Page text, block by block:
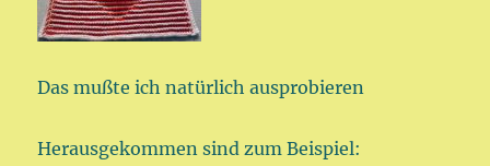
Das mußte ich natürlich ausprobieren
Herausgekommen sind zum Beispiel: